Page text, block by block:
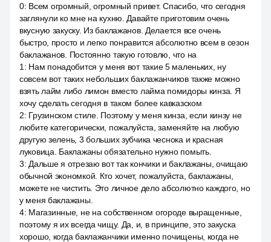
0: Всем огромный, огромный привет. Спасибо, что сегодня
заглянули ко мне на кухню. Давайте приготовим очень
вкусную закуску. Из баклажанов. Делается все очень
быстро, просто и легко понравится абсолютно всем в сезон
баклажанов. Постоянно такую готовлю, что на
1 : Нам понадобится у меня вот такие 5 маленьких, ну
совсем вот таких небольших баклажанчиков также можно
взять лайм либо лимон вместо лайма помидоры кинза. Я
хочу сделать сегодня в таком более кавказском
2: Грузинском стиле. Поэтому у меня кинза, если кинзу не
любите категорически, пожалуйста, заменяйте на любую
другую зелень, 3 больших зубчика чеснока и красная
луковица. Баклажаны обязательно нужно помыть.
3: Дальше я отрезаю вот так кончики и баклажаны, очищаю
обычной экономкой. Кто хочет, пожалуйста, баклажаны,
можете не чистить. Это личное дело абсолютно каждого, но
у меня баклажаны.
4: Магазинные, не на собственном огороде выращенные,
поэтому я их всегда чищу. Да, и, в принципе, это закуска
хорошо, когда баклажанчики именно почищены, когда не